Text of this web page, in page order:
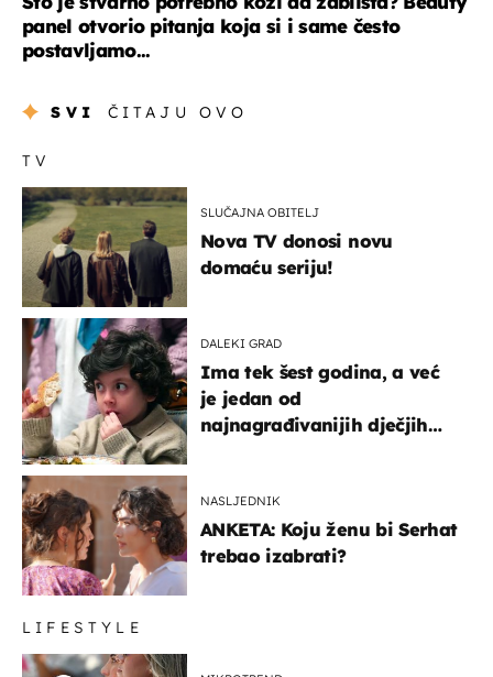
panel otvorio pitanja koja si i same često
postavljamo...
SVI ČITAJU OVO
TV
SLUČAJNA OBITELJ
Nova TV donosi novu
domaću seriju!
DALEKI GRAD
Ima tek šest godina, a već
je jedan od
najnagrađivanijih dječjih
NASLJEDNIK
ANKETA: Koju ženu bi Serhat
trebao izabrati?
LIFESTYLE